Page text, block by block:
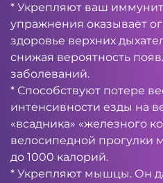
* Укрепляют ваш
упражнения оказывает
здоровье верхних
снижая вероятность
заболеваний.
* Способствуют потере
интенсивности езды на
«всадника» «железного
велосипедной прогулки
до 1000 калорий.
* Укрепляют мышцы. Он